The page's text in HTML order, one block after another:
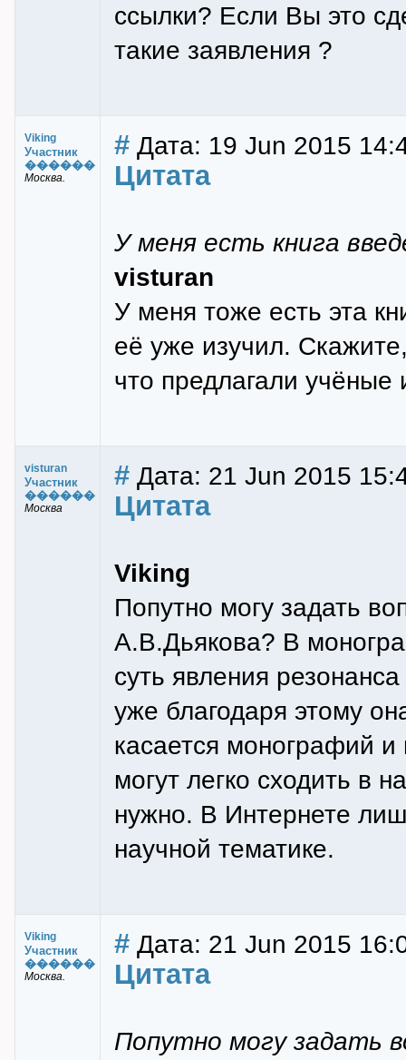
ссылки? Если Вы это
такие заявления ?
Viking
Участник
������
Москва.
# Дата: 19 Jun 2015
Цитата
У меня есть книга
visturan
У меня тоже есть эта
её уже изучил.
что предлагали
visturan
Участник
������
Москва
# Дата: 21 Jun 2015
Цитата
Viking
Попутно могу задать
А.В.Дьякова? В
суть явления
уже благодаря этому
касается монографий
могут легко сходить в
нужно. В Интернете
научной тематике.
Viking
Участник
������
Москва.
# Дата: 21 Jun 2015
Цитата
Попутно могу задать